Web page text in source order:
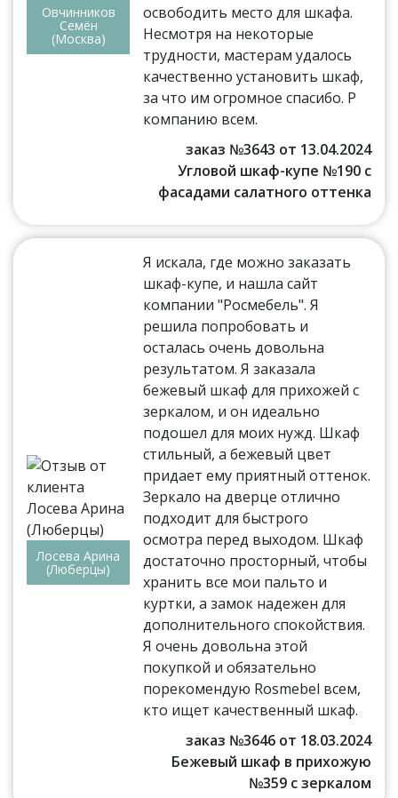
Овчинников
Семён
(Москва)
освободить место для шкафа.
Несмотря на некоторые
трудности, мастерам удалось
качественно установить шкаф,
за что им огромное спасибо. Р
компанию всем.
заказ №3643 от 13.04.2024
Угловой шкаф-купе №190 с
фасадами салатного оттенка
Лосева Арина
(Люберцы)
Я искала, где можно заказать
шкаф-купе, и нашла сайт
компании "Росмебель". Я
решила попробовать и
осталась очень довольна
результатом. Я заказала
бежевый шкаф для прихожей с
зеркалом, и он идеально
подошел для моих нужд. Шкаф
стильный, а бежевый цвет
придает ему приятный оттенок.
Зеркало на дверце отлично
подходит для быстрого
осмотра перед выходом. Шкаф
достаточно просторный, чтобы
хранить все мои пальто и
куртки, а замок надежен для
дополнительного спокойствия.
Я очень довольна этой
покупкой и обязательно
порекомендую Rosmebel всем,
кто ищет качественный шкаф.
заказ №3646 от 18.03.2024
Бежевый шкаф в прихожую
№359 с зеркалом